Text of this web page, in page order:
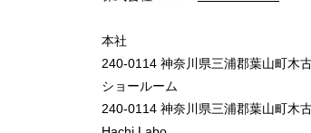
本社
240-0114 神奈川県三浦郡葉山町木
ショールーム
240-0114 神奈川県三浦郡葉山町木